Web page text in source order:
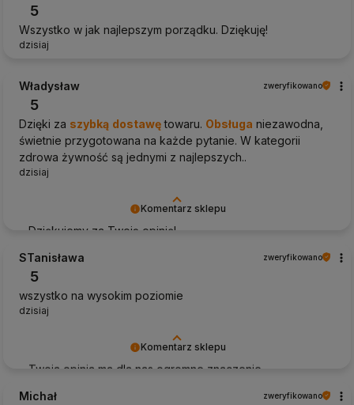
5
Wszystko w jak najlepszym porządku. Dziękuję!
dzisiaj
Komentarz sklepu
Dziękujemy za Twoją opinię!
Władysław zweryfikowano
5
Dzięki za szybką dostawętowaru. Obsługa niezawodna,
świetnie przygotowana na każde pytanie. W kategorii
zdrowa żywność są jednymi z najlepszych..
dzisiaj
Komentarz sklepu
Twoja opinia ma dla nas ogromne znaczenie -
STanisława zweryfikowano
5
wszystko na wysokim poziomie
dzisiaj
Michał zweryfikowano